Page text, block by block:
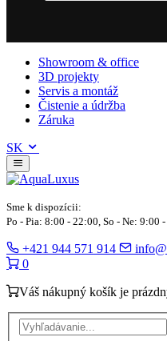
Showroom & office
3D projekty
Servis a montáž
Čistenie a údržba
Záruka
SK
Sme k dispozícii:
Po - Pia: 8:00 - 22:00, So - Ne: 9:00
+421 944 571 914
0
Váš nákupný košík je